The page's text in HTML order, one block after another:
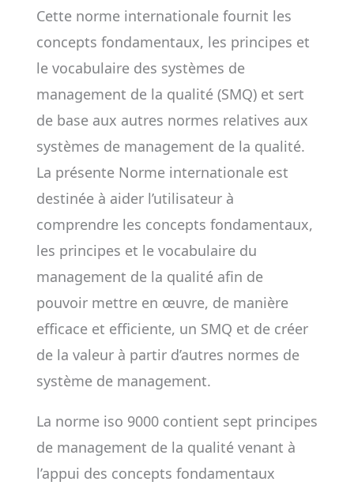
Cette norme internationale fournit les
concepts fondamentaux, les principes et
le vocabulaire des systèmes de
management de la qualité (SMQ) et sert
de base aux autres normes relatives aux
systèmes de management de la qualité.
La présente Norme internationale est
destinée à aider l’utilisateur à
comprendre les concepts fondamentaux,
les principes et le vocabulaire du
management de la qualité afin de
pouvoir mettre en œuvre, de manière
efficace et efficiente, un SMQ et de créer
de la valeur à partir d’autres normes de
système de management.
La norme iso 9000 contient sept principes
de management de la qualité venant à
l’appui des concepts fondamentaux